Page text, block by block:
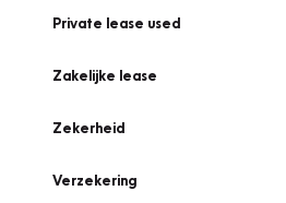
Private lease used
Zakelijke lease
Zekerheid
Verzekering